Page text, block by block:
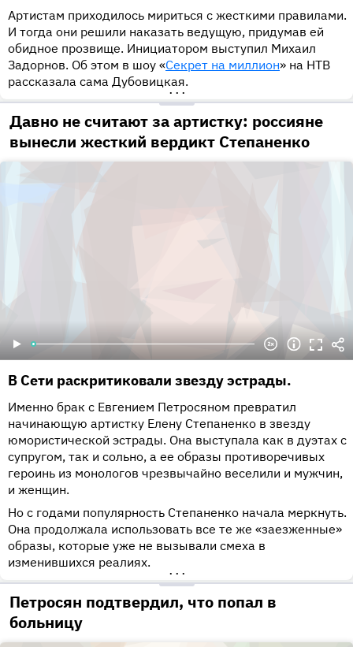
Артистам приходилось мириться с жесткими правилами.
И тогда они решили наказать ведущую, придумав ей
обидное прозвище. Инициатором выступил Михаил
Задорнов. Об этом в шоу «Секрет на миллион» на НТВ
рассказала сама Дубовицкая.
•••
Давно не считают за артистку: россияне
вынесли жесткий вердикт Степаненко
В Сети раскритиковали звезду эстрады.
Именно брак с Евгением Петросяном превратил
начинающую артистку Елену Степаненко в звезду
юмористической эстрады. Она выступала как в дуэтах с
супругом, так и сольно, а ее образы противоречивых
героинь из монологов чрезвычайно веселили и мужчин,
и женщин.
Но с годами популярность Степаненко начала меркнуть.
Она продолжала использовать все те же «заезженные»
образы, которые уже не вызывали смеха в
изменившихся реалиях.
•••
Петросян подтвердил, что попал в
больницу